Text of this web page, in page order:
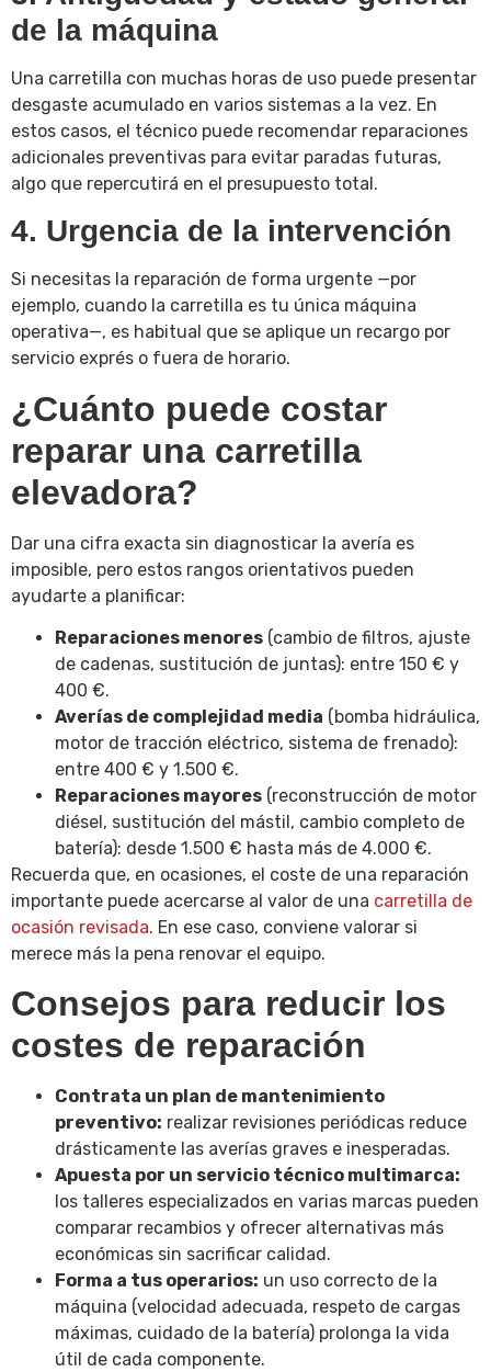
de la máquina
Una carretilla con muchas horas de uso puede presentar
desgaste acumulado en varios sistemas a la vez. En
estos casos, el técnico puede recomendar reparaciones
adicionales preventivas para evitar paradas futuras,
algo que repercutirá en el presupuesto total.
4. Urgencia de la intervención
Si necesitas la reparación de forma urgente —por
ejemplo, cuando la carretilla es tu única máquina
operativa—, es habitual que se aplique un recargo por
servicio exprés o fuera de horario.
¿Cuánto puede costar
reparar una carretilla
elevadora?
Dar una cifra exacta sin diagnosticar la avería es
imposible, pero estos rangos orientativos pueden
ayudarte a planificar:
Reparaciones menores (cambio de filtros, ajuste
de cadenas, sustitución de juntas): entre 150 € y
400 €.
Averías de complejidad media (bomba hidráulica,
motor de tracción eléctrico, sistema de frenado):
entre 400 € y 1.500 €.
Reparaciones mayores (reconstrucción de motor
diésel, sustitución del mástil, cambio completo de
batería): desde 1.500 € hasta más de 4.000 €.
Recuerda que, en ocasiones, el coste de una reparación
importante puede acercarse al valor de una carretilla de
ocasión revisada. En ese caso, conviene valorar si
merece más la pena renovar el equipo.
Consejos para reducir los
costes de reparación
Contrata un plan de mantenimiento
preventivo: realizar revisiones periódicas reduce
drásticamente las averías graves e inesperadas.
Apuesta por un servicio técnico multimarca:
los talleres especializados en varias marcas pueden
comparar recambios y ofrecer alternativas más
económicas sin sacrificar calidad.
Forma a tus operarios: un uso correcto de la
máquina (velocidad adecuada, respeto de cargas
máximas, cuidado de la batería) prolonga la vida
útil de cada componente.